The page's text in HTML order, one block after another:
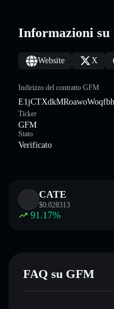
Informazioni su
Website X
Indirizzo del contratto GFM
Ticker
GFM
Stato
Verificato
CATE
$0.028313
91.17%
FAQ su GFM